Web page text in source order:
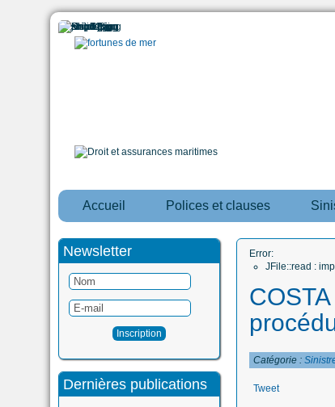
Accueil Polices et clauses
Newsletter
Dernières publications
Error:
JFile::read :
Catégorie :
Tweet